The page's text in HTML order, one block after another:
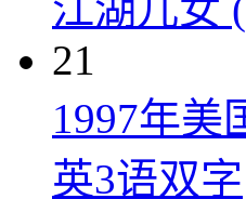
江湖儿女
21
1997年美
英3语双字